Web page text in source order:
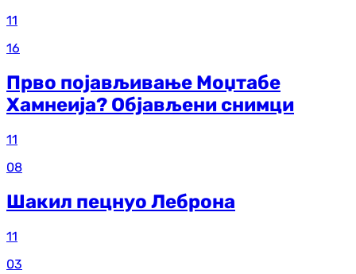
11
16
Прво појављивање Моџтабе
Хамнеија? Објављени снимци
11
08
Шакил пецнуо Леброна
11
03